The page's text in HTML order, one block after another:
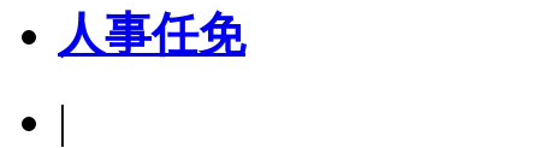
人事任免
|